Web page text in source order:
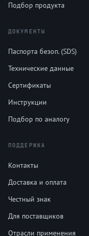
Подбор продукта
ДОКУМЕНТЫ
Паспорта безоп. (SDS)
Технические данные
Сертификаты
Инструкции
Подбор по аналогу
ПОДДЕРЖКА
Контакты
Доставка и оплата
Честный знак
Для поставщиков
Отрасли применения